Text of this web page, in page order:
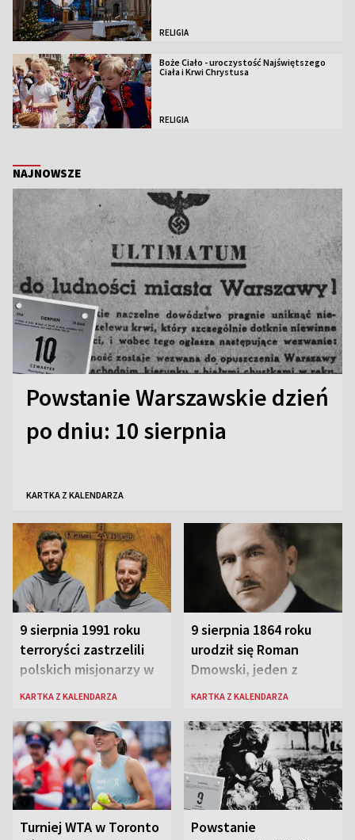
RELIGIA
Boże Ciało - uroczystość Najświętszego
Ciała i Krwi Chrystusa
RELIGIA
NAJNOWSZE
Powstanie Warszawskie dzień
po dniu: 10 sierpnia
KARTKA Z KALENDARZA
9 sierpnia 1991 roku
terroryści zastrzelili
polskich misjonarzy w
KARTKA Z KALENDARZA
9 sierpnia 1864 roku
urodził się Roman
Dmowski, jeden z
KARTKA Z KALENDARZA
Turniej WTA w Toronto
Powstanie